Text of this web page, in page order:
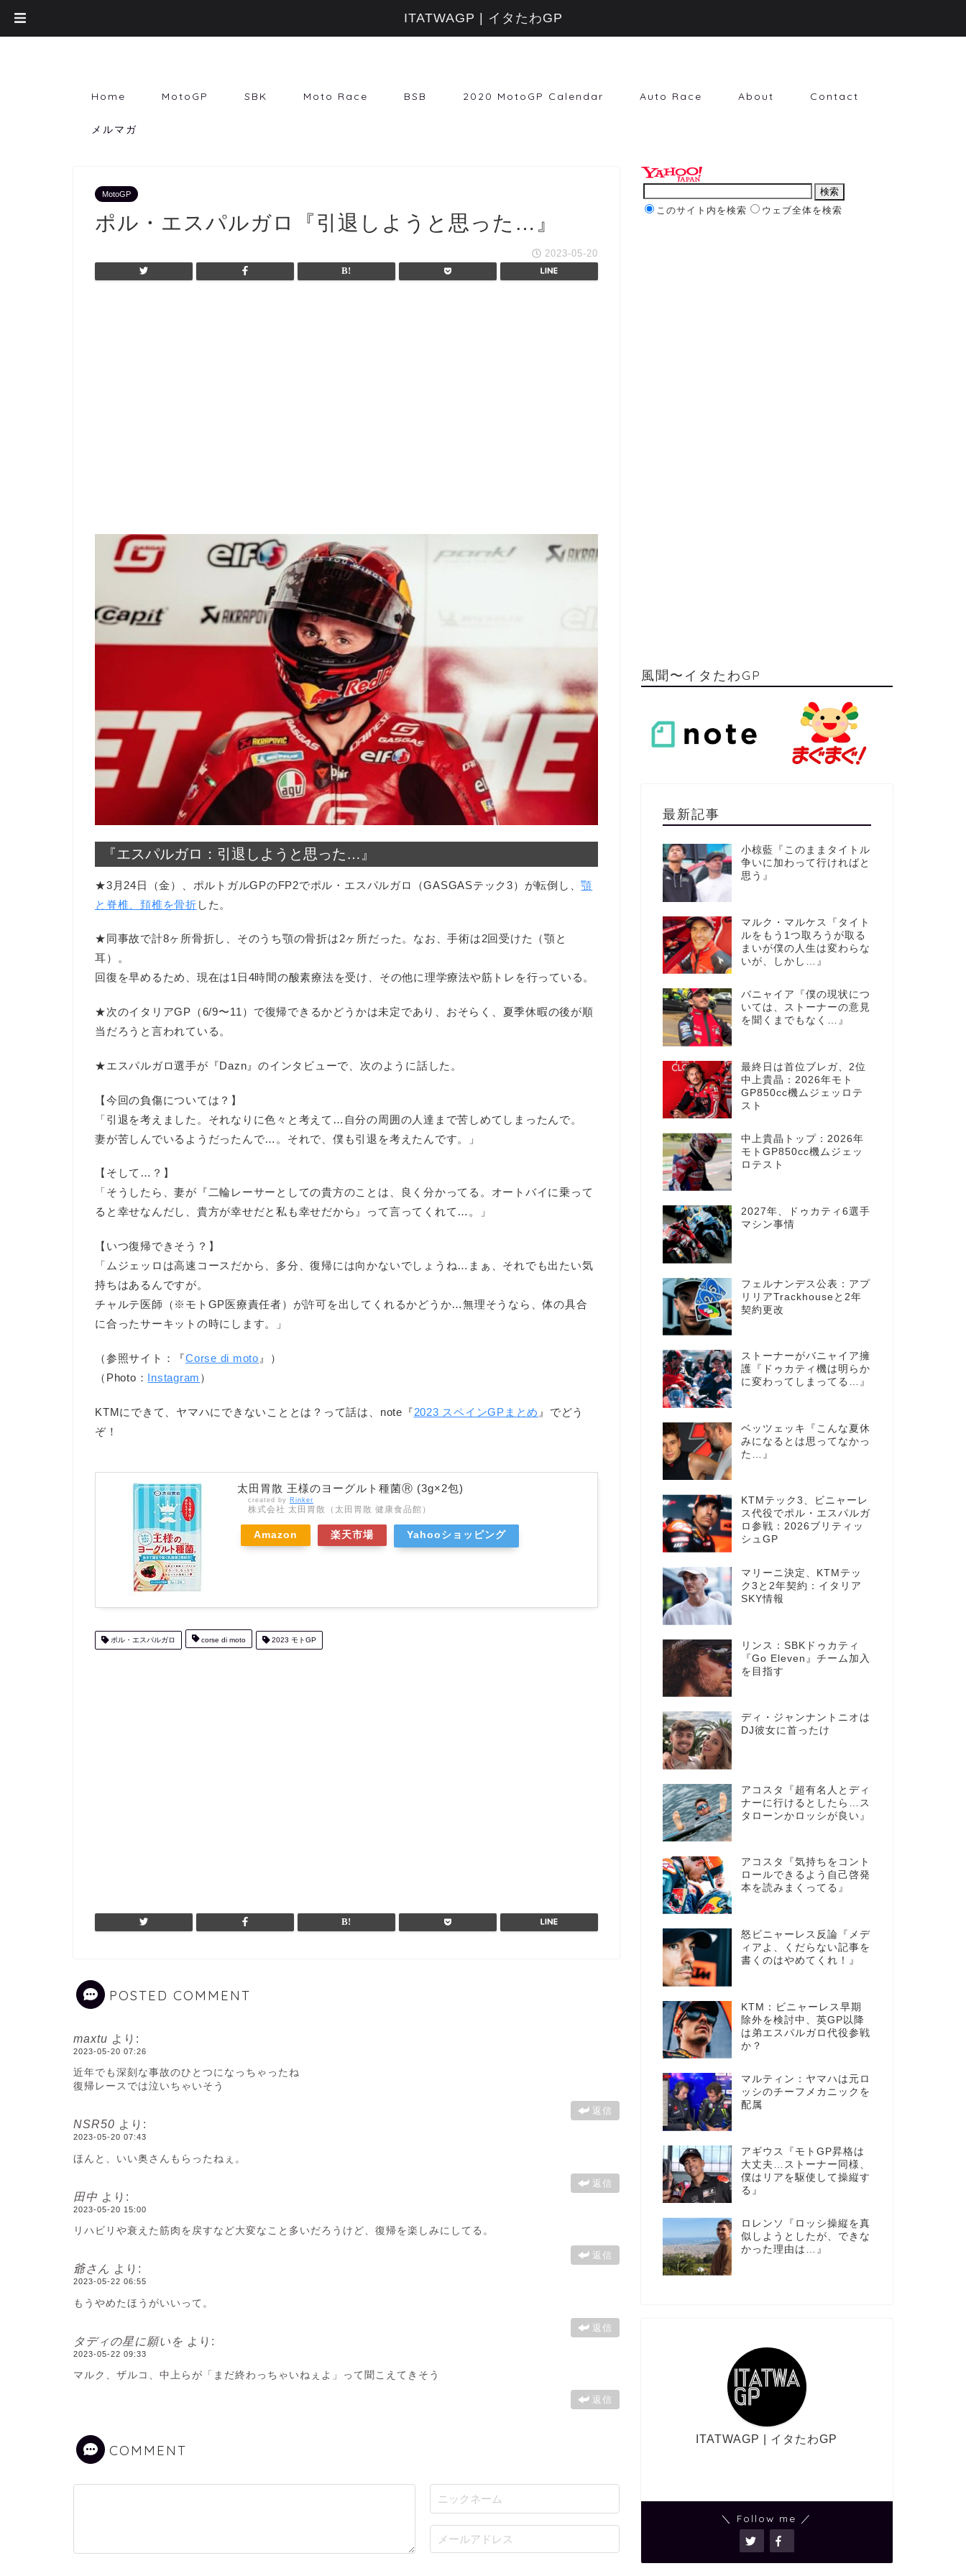
Home MotoGP SBK Moto Race BSB 2020 MotoGP Calendar Auto Race About Contact
メルマガ
MotoGP
ポル・エスパルガロ『引退しようと思った…』
2023-05-20
『エスパルガロ：引退しようと思った…』
★3月24日（金）、ポルトガルGPのFP2でポル・エスパルガロ（GASGASテック3）が転倒し、顎
と脊椎、頚椎を骨折 した。
★同事故で計8ヶ所骨折し、そのうち顎の骨折は2ヶ所だった。なお、手術は2回受けた（顎と
耳）。
回復を早めるため、現在は1日4時間の酸素療法を受け、その他に理学療法や筋トレを行っている。
★次のイタリアGP（6/9〜11）で復帰できるかどうかは未定であり、おそらく、夏季休暇の後が順
当だろうと言われている。
★エスパルガロ選手が『Dazn』のインタビューで、次のように話した。
【今回の負傷については？】
「引退を考えました。それなりに色々と考えて…自分の周囲の人達まで苦しめてしまったんで。
妻が苦しんでいるようだったんで…。それで、僕も引退を考えたんです。」
【そして…？】
「そうしたら、妻が『二輪レーサーとしての貴方のことは、良く分かってる。オートバイに乗って
ると幸せなんだし、貴方が幸せだと私も幸せだから』って言ってくれて…。」
【いつ復帰できそう？】
「ムジェッロは高速コースだから、多分、復帰には向かないでしょうね…まぁ、それでも出たい気
持ちはあるんですが。
チャルテ医師（※モトGP医療責任者）が許可を出してくれるかどうか…無理そうなら、体の具合
に合ったサーキットの時にします。」
（参照サイト：『Corse di moto 』）
（Photo： Instagram ）
KTMにできて、ヤマハにできないこととは？って話は、note『2023 スペインGPまとめ 』でどう
ぞ！
太田胃散 王様のヨーグルト種菌Ⓡ (3g×2包)
created by Rinker
株式会社 太田胃散（太田胃散 健康食品館）
Amazon 楽天市場 Yahooショッピング
ポル・エスパルガロ corse di moto 2023 モトGP
POSTED COMMENT
maxtu より:
2023-05-20 07:26
近年でも深刻な事故のひとつになっちゃったね
復帰レースでは泣いちゃいそう
返信
NSR50 より:
2023-05-20 07:43
ほんと、いい奥さんもらったねぇ。
返信
田中 より:
2023-05-20 15:00
リハビリや衰えた筋肉を戻すなど大変なこと多いだろうけど、復帰を楽しみにしてる。
返信
爺さん より:
2023-05-22 06:55
もうやめたほうがいいって。
返信
タディの星に願いを より:
2023-05-22 09:33
マルク、ザルコ、中上らが「まだ終わっちゃいねぇよ」って聞こえてきそう
返信
COMMENT
このサイト内を検索 ウェブ全体を検索
風聞〜イタたわGP
最新記事
小椋藍『このままタイトル
争いに加わって行ければと
思う』
マルク・マルケス『タイト
ルをもう1つ取ろうが取る
まいが僕の人生は変わらな
いが、しかし…』
バニャイア『僕の現状につ
いては、ストーナーの意見
を聞くまでもなく…』
最終日は首位ブレガ、2位
中上貴晶：2026年モト
GP850cc機ムジェッロテ
スト
中上貴晶トップ：2026年
モトGP850cc機ムジェッ
ロテスト
2027年、ドゥカティ6選手
マシン事情
フェルナンデス公表：アプ
リリアTrackhouseと2年
契約更改
ストーナーがバニャイア擁
護『ドゥカティ機は明らか
に変わってしまってる…』
ベッツェッキ『こんな夏休
みになるとは思ってなかっ
た…』
KTMテック3、ビニャーレ
ス代役でポル・エスパルガ
ロ参戦：2026ブリティッ
シュGP
マリーニ決定、KTMテッ
ク3と2年契約：イタリア
SKY情報
リンス：SBKドゥカティ
『Go Eleven』チーム加入
を目指す
ディ・ジャンナントニオは
DJ彼女に首ったけ
アコスタ『超有名人とディ
ナーに行けるとしたら…ス
タローンかロッシが良い』
アコスタ『気持ちをコント
ロールできるよう自己啓発
本を読みまくってる』
怒ビニャーレス反論『メデ
ィアよ、くだらない記事を
書くのはやめてくれ！』
KTM：ビニャーレス早期
除外を検討中、英GP以降
は弟エスパルガロ代役参戦
か？
マルティン：ヤマハは元ロ
ッシのチーフメカニックを
配属
アギウス『モトGP昇格は
大丈夫…ストーナー同様、
僕はリアを駆使して操縦す
る』
ロレンソ『ロッシ操縦を真
似しようとしたが、できな
かった理由は…』
ITATWAGP | イタたわGP
＼ Follow me ／
ITATWAGP | イタたわGP